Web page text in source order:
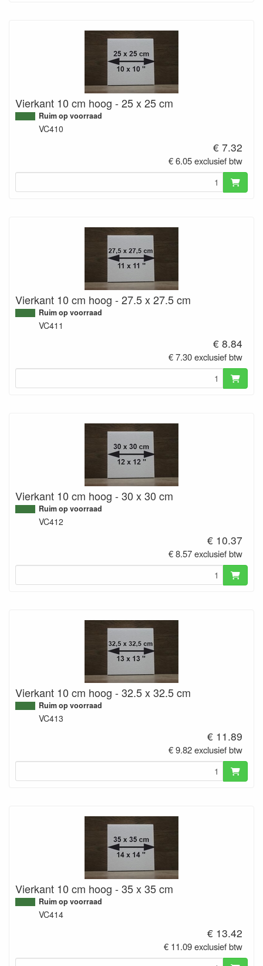
Vierkant 10 cm hoog - 25 x 25 cm
Ruim op voorraad
VC410
€ 7.32
€ 6.05 exclusief btw
Vierkant 10 cm hoog - 27.5 x 27.5 cm
Ruim op voorraad
VC411
€ 8.84
€ 7.30 exclusief btw
Vierkant 10 cm hoog - 30 x 30 cm
Ruim op voorraad
VC412
€ 10.37
€ 8.57 exclusief btw
Vierkant 10 cm hoog - 32.5 x 32.5 cm
Ruim op voorraad
VC413
€ 11.89
€ 9.82 exclusief btw
Vierkant 10 cm hoog - 35 x 35 cm
Ruim op voorraad
VC414
€ 13.42
€ 11.09 exclusief btw